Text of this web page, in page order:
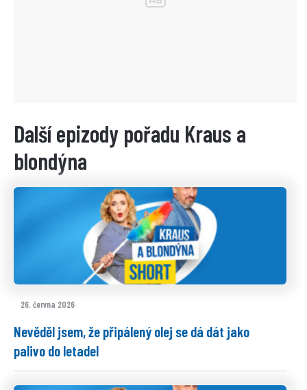
Další epizody pořadu Kraus a
blondýna
26. června 2026
Nevěděl jsem, že připálený olej se dá dát jako
palivo do letadel